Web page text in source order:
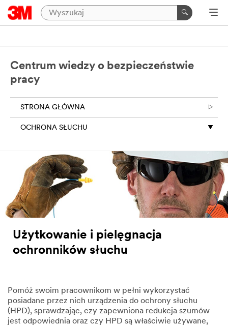
Centrum wiedzy o bezpieczeństwie
pracy
STRONA GŁÓWNA
OCHRONA SŁUCHU
Użytkowanie i pielęgnacja
ochronników słuchu
Pomóż swoim pracownikom w pełni wykorzystać
posiadane przez nich urządzenia do ochrony słuchu
(HPD), sprawdzając, czy zapewniona redukcja szumów
jest odpowiednia oraz czy HPD są właściwie używane,